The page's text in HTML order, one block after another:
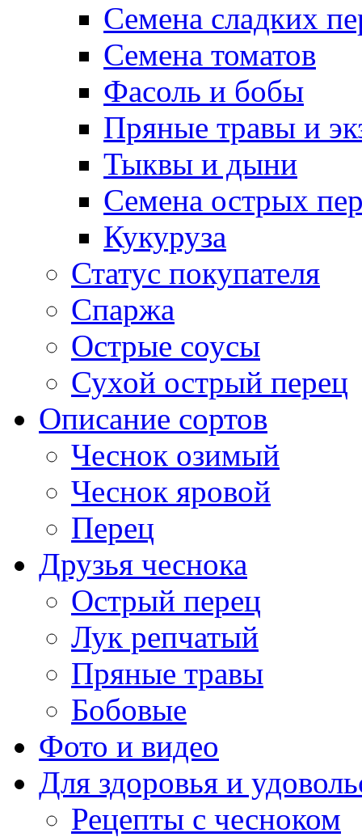
Семена сладких
Семена томатов
Фасоль и бобы
Пряные травы и
Тыквы и дыни
Семена острых
Кукуруза
Статус покупателя
Спаржа
Острые соусы
Сухой острый перец
Описание сортов
Чеснок озимый
Чеснок яровой
Перец
Друзья чеснока
Острый перец
Лук репчатый
Пряные травы
Бобовые
Фото и видео
Для здоровья и
Рецепты с чесноком